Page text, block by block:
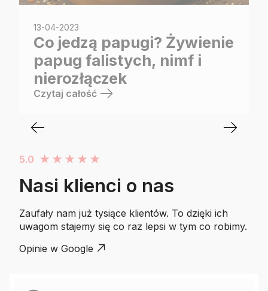
13-04-2023
Co jedzą papugi? Żywienie
papug falistych, nimf i
nierozłączek
Czytaj całość
5.0 ★ ★ ★ ★ ★
Nasi klienci o nas
Zaufały nam już tysiące klientów. To dzięki ich
uwagom stajemy się co raz lepsi w tym co robimy.
Opinie w Google